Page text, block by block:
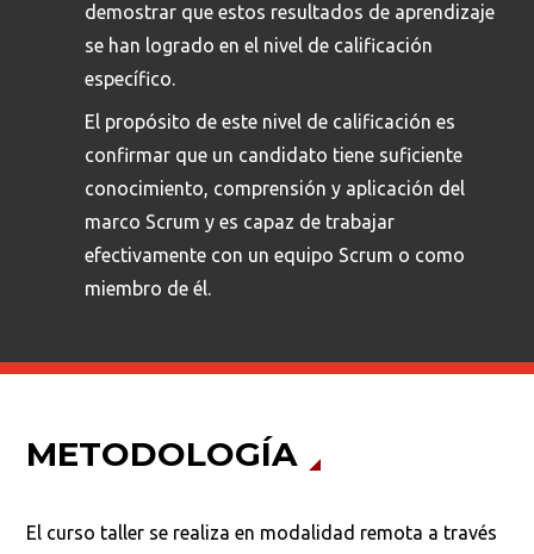
demostrar que estos resultados de aprendizaje
se han logrado en el nivel de calificación
específico.
El propósito de este nivel de calificación es
confirmar que un candidato tiene suficiente
conocimiento, comprensión y aplicación del
marco Scrum y es capaz de trabajar
efectivamente con un equipo Scrum o como
miembro de él.
METODOLOGÍA
El curso taller se realiza en modalidad remota a través